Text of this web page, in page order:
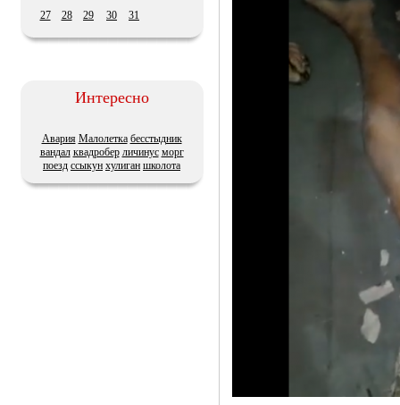
27
28 29 30 31
Интересно
Авария Малолетка бесстыдник
вандал квадробер личинус морг
поезд ссыкун хулиган школота